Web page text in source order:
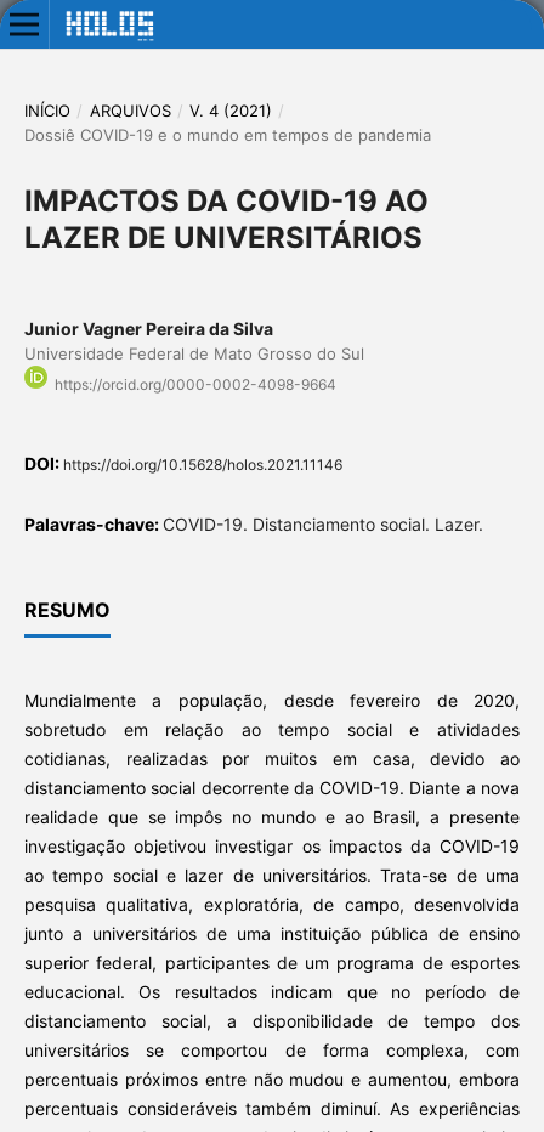
INÍCIO / ARQUIVOS / V. 4 (2021) /
Dossiê COVID-19 e o mundo em tempos de pandemia
IMPACTOS DA COVID-19 AO
LAZER DE UNIVERSITÁRIOS
Junior Vagner Pereira da Silva
Universidade Federal de Mato Grosso do Sul
https://orcid.org/0000-0002-4098-9664
DOI: https://doi.org/10.15628/holos.2021.11146
Palavras-chave: COVID-19. Distanciamento social. Lazer.
RESUMO
Mundialmente a população, desde fevereiro de 2020,
sobretudo em relação ao tempo social e atividades
cotidianas, realizadas por muitos em casa, devido ao
distanciamento social decorrente da COVID-19. Diante a nova
realidade que se impôs no mundo e ao Brasil, a presente
investigação objetivou investigar os impactos da COVID-19
ao tempo social e lazer de universitários. Trata-se de uma
pesquisa qualitativa, exploratória, de campo, desenvolvida
junto a universitários de uma instituição pública de ensino
superior federal, participantes de um programa de esportes
educacional. Os resultados indicam que no período de
distanciamento social, a disponibilidade de tempo dos
universitários se comportou de forma complexa, com
percentuais próximos entre não mudou e aumentou, embora
percentuais consideráveis também diminuí. As experiências